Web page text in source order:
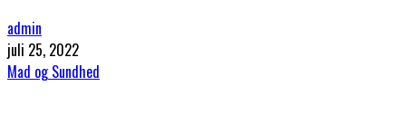
admin
juli 25, 2022
Mad og Sundhed